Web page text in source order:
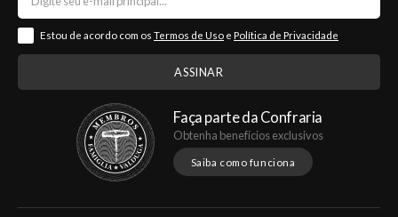
Estou de acordo com os Termos de Uso e Política de Privacidade
Faça parte da Confraria
Obtenha benefícios exclusivos
Saiba como funciona